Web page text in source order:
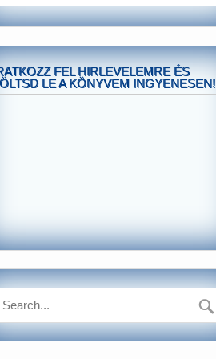
FEL HIRLEVELEMRE ÉS
LE A KÖNYVEM INGYENESEN!